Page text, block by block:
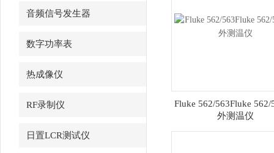
音频信号发生器
数字功率表
热成像仪
RF录制仪
日置LCR测试仪
Fluke 562/563Fluke 562/
外测温仪